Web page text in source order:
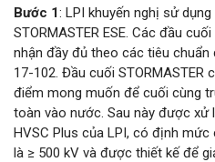
Bước 1: LPI khuyến nghị sử
STORMASTER ESE. Các đầu
nhận đầy đủ theo các tiêu chuẩn
17-102. Đầu cuối
điểm mong muốn để cuối cùng
toàn vào nước. Sau này được xử
HVSC Plus của LPI, có định
là ≥ 500 kV và được thiết kế để